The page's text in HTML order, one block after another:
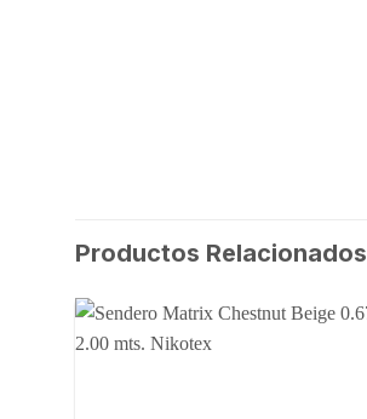
Productos Relacionados